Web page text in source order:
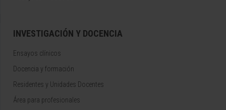
INVESTIGACIÓN Y DOCENCIA
Ensayos clínicos
Docencia y formación
Residentes y Unidades Docentes
Área para profesionales